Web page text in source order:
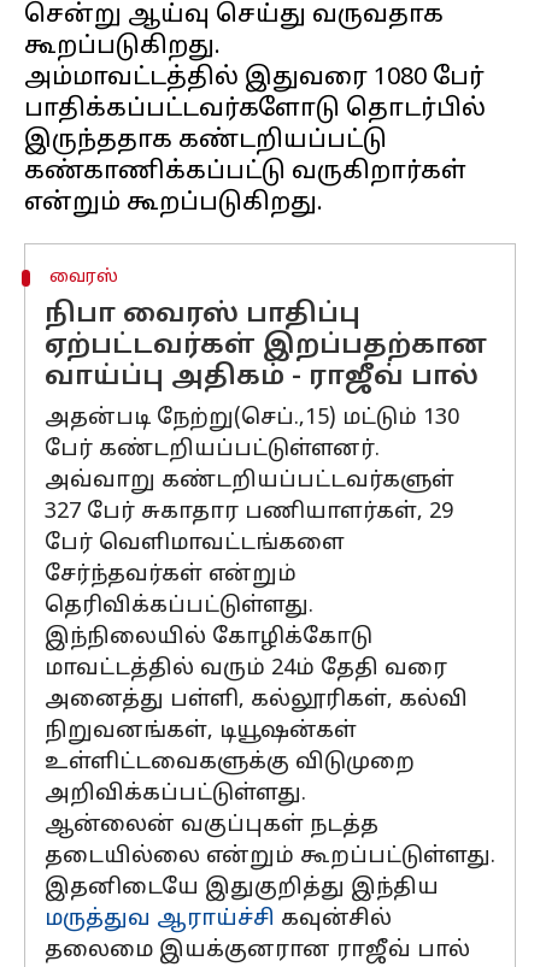
சென்று ஆய்வு செய்து வருவதாக
கூறப்படுகிறது.
அம்மாவட்டத்தில் இதுவரை 1080 பேர்
பாதிக்கப்பட்டவர்களோடு தொடர்பில்
இருந்ததாக கண்டறியப்பட்டு
கண்காணிக்கப்பட்டு வருகிறார்கள்
வைரஸ்
நிபா வைரஸ் பாதிப்பு
ஏற்பட்டவர்கள் இறப்பதற்கான
வாய்ப்பு அதிகம் - ராஜீவ் பால்
அதன்படி நேற்று(செப்.,15) மட்டும் 130
பேர் கண்டறியப்பட்டுள்ளனர்.
அவ்வாறு கண்டறியப்பட்டவர்களுள்
327 பேர் சுகாதார பணியாளர்கள், 29
பேர் வெளிமாவட்டங்களை
சேர்ந்தவர்கள் என்றும்
தெரிவிக்கப்பட்டுள்ளது.
இந்நிலையில் கோழிக்கோடு
மாவட்டத்தில் வரும் 24ம் தேதி வரை
அனைத்து பள்ளி, கல்லூரிகள், கல்வி
நிறுவனங்கள், டியூஷன்கள்
உள்ளிட்டவைகளுக்கு விடுமுறை
அறிவிக்கப்பட்டுள்ளது.
ஆன்லைன் வகுப்புகள் நடத்த
தடையில்லை என்றும் கூறப்பட்டுள்ளது.
இதனிடையே இதுகுறித்து இந்திய
மருத்துவ ஆராய்ச்சி கவுன்சில்
தலைமை இயக்குனரான ராஜீவ் பால்